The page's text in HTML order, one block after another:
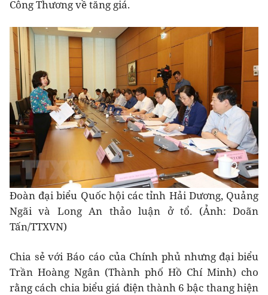
Công Thương về tăng giá.
Đoàn đại biểu Quốc hội các tỉnh Hải Dương, Quảng
Ngãi và Long An thảo luận ở tổ. (Ảnh: Doãn
Tấn/TTXVN)
Chia sẻ với Báo cáo của Chính phủ nhưng đại biểu
Trần Hoàng Ngân (Thành phố Hồ Chí Minh) cho
rằng cách chia biểu giá điện thành 6 bậc thang hiện